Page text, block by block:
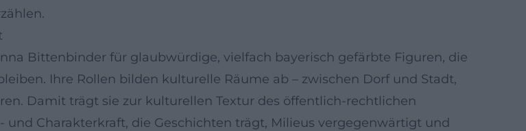
Bittenbinder für glaubwürdige, vielfach bayerisch gefärbte Figuren, die
Ihre Rollen bilden kulturelle Räume ab – zwischen Dorf und Stadt,
Damit trägt sie zur kulturellen Textur des öffentlich-rechtlichen
und Charakterkraft, die Geschichten trägt, Milieus vergegenwärtigt und